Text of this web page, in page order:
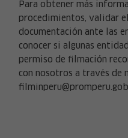
Para obtener más
procedimientos, validar
documentación ante las
conocer si algunas
permiso de filmación
con nosotros a través de